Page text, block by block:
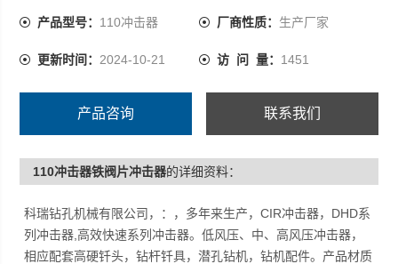
定做，欢迎合作。
产品型号： 110冲击器 厂商性质： 生产厂家
更新时间： 2024-10-21 访 问 量： 1451
产品咨询 联系我们
110冲击器铁阀片冲击器的详细资料：
科瑞钻孔机械有限公司，：，多年来生产，CIR冲击器，DHD系
列冲击器,高效快速系列冲击器。低风压、中、高风压冲击器，
相应配套高硬钎头，钻杆钎具，潜孔钻机，钻机配件。产品材质